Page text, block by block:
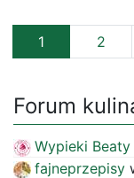
1 2
Forum
Wypieki Beaty
fajneprzepisy